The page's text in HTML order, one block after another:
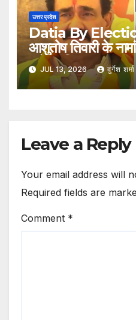
उत्तर प्रदेश
Datia By
आशुतोष तिवारी के
नरोत्तम मिश्रा,
JUL 13, 2026 दुर्गेश शर्मा
Leave a Reply
Your email address will
Required fields are
Comment *